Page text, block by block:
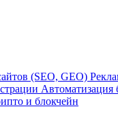
(SEO, GEO)
Автоматизация
и блокчейн